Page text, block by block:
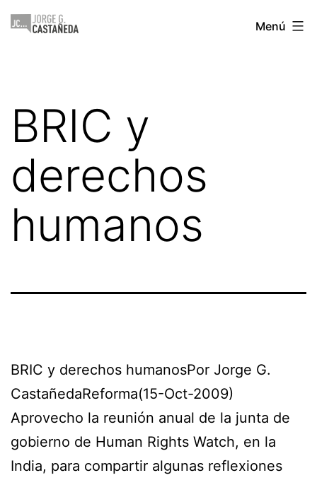
Saltar
Jorge
Menú
BRIC y
derechos
humanos
BRIC y derechos humanosPor Jorge G.
CastañedaReforma(15-Oct-2009)
Aprovecho la reunión anual de la junta de
gobierno de Human Rights Watch, en la
India, para compartir algunas reflexiones